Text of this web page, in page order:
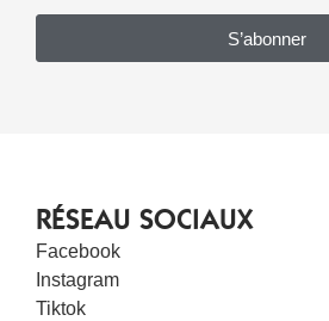
S’abonner
RÉSEAU SOCIAUX
Facebook
Instagram
Tiktok